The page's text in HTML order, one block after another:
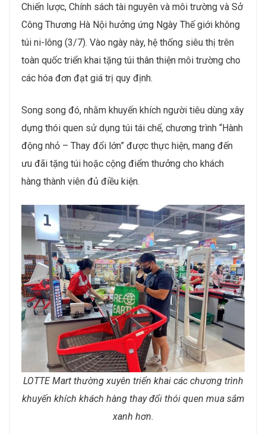
Chiến lược, Chính sách tài nguyên và môi trường và Sở
Công Thương Hà Nội hưởng ứng Ngày Thế giới không
túi ni-lông (3/7). Vào ngày này, hệ thống siêu thị trên
toàn quốc triển khai tặng túi thân thiện môi trường cho
các hóa đơn đạt giá trị quy định.
Song song đó, nhằm khuyến khích người tiêu dùng xây
dựng thói quen sử dụng túi tái chế, chương trình “Hành
động nhỏ – Thay đổi lớn” được thực hiện, mang đến
ưu đãi tặng túi hoặc cộng điểm thưởng cho khách
hàng thành viên đủ điều kiện.
LOTTE Mart thường xuyên triển khai các chương trình
khuyến khích khách hàng thay đổi thói quen mua sắm
xanh hơn.